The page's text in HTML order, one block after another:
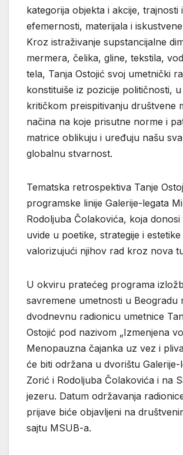
kategorija objekta i akcije, trajnosti i
efemernosti, materijala i
Kroz istraživanje supstancijalne
mermera, čelika, gline, tekstila,
tela, Tanja Ostojić svoj umetnički
konstituiše iz pozicije političnosti,
kritičkom preispitivanju društvene
načina na koje prisutne norme i
matrice oblikuju i uređuju našu
globalnu stvarnost.
Tematska retrospektiva Tanje
programske linije Galerije-legata
Rodoljuba Čolakovića, koja
uvide u poetike, strategije i
valorizujući njihov rad kroz nova
U okviru pratećeg programa
savremene umetnosti u Beogradu
dvodnevnu radionicu umetnice
Ostojić pod nazivom „Izmenjena
Menopauzna čajanka uz vez i
će biti održana u dvorištu Galerije-
Zorić i Rodoljuba Čolakovića i na
jezeru. Datum održavanja
prijave biće objavljeni na
sajtu MSUB-a.